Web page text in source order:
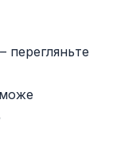
перегляньте